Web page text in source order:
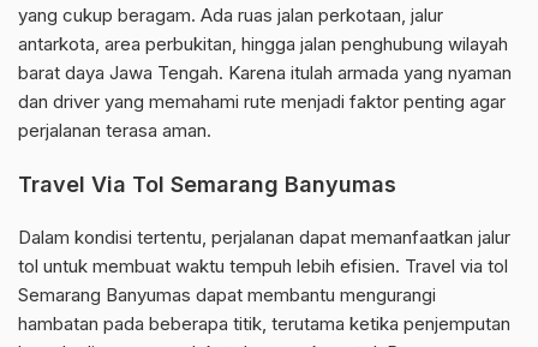
yang cukup beragam. Ada ruas jalan perkotaan, jalur
antarkota, area perbukitan, hingga jalan penghubung wilayah
barat daya Jawa Tengah. Karena itulah armada yang nyaman
dan driver yang memahami rute menjadi faktor penting agar
perjalanan terasa aman.
Travel Via Tol Semarang Banyumas
Dalam kondisi tertentu, perjalanan dapat memanfaatkan jalur
tol untuk membuat waktu tempuh lebih efisien. Travel via tol
Semarang Banyumas dapat membantu mengurangi
hambatan pada beberapa titik, terutama ketika penjemputan